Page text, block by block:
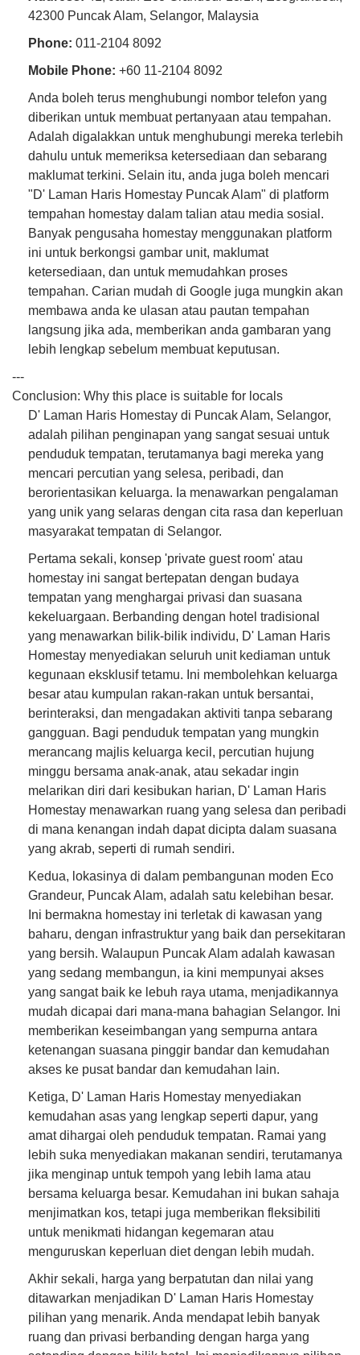
42300 Puncak Alam, Selangor, Malaysia
Phone: 011-2104 8092
Mobile Phone: +60 11-2104 8092
Anda boleh terus menghubungi nombor telefon yang
diberikan untuk membuat pertanyaan atau tempahan.
Adalah digalakkan untuk menghubungi mereka terlebih
dahulu untuk memeriksa ketersediaan dan sebarang
maklumat terkini. Selain itu, anda juga boleh mencari
"D' Laman Haris Homestay Puncak Alam" di platform
tempahan homestay dalam talian atau media sosial.
Banyak pengusaha homestay menggunakan platform
ini untuk berkongsi gambar unit, maklumat
ketersediaan, dan untuk memudahkan proses
tempahan. Carian mudah di Google juga mungkin akan
membawa anda ke ulasan atau pautan tempahan
langsung jika ada, memberikan anda gambaran yang
lebih lengkap sebelum membuat keputusan.
---
Conclusion: Why this place is suitable for locals
D' Laman Haris Homestay di Puncak Alam, Selangor,
adalah pilihan penginapan yang sangat sesuai untuk
penduduk tempatan, terutamanya bagi mereka yang
mencari percutian yang selesa, peribadi, dan
berorientasikan keluarga. Ia menawarkan pengalaman
yang unik yang selaras dengan cita rasa dan keperluan
masyarakat tempatan di Selangor.
Pertama sekali, konsep 'private guest room' atau
homestay ini sangat bertepatan dengan budaya
tempatan yang menghargai privasi dan suasana
kekeluargaan. Berbanding dengan hotel tradisional
yang menawarkan bilik-bilik individu, D' Laman Haris
Homestay menyediakan seluruh unit kediaman untuk
kegunaan eksklusif tetamu. Ini membolehkan keluarga
besar atau kumpulan rakan-rakan untuk bersantai,
berinteraksi, dan mengadakan aktiviti tanpa sebarang
gangguan. Bagi penduduk tempatan yang mungkin
merancang majlis keluarga kecil, percutian hujung
minggu bersama anak-anak, atau sekadar ingin
melarikan diri dari kesibukan harian, D' Laman Haris
Homestay menawarkan ruang yang selesa dan peribadi
di mana kenangan indah dapat dicipta dalam suasana
yang akrab, seperti di rumah sendiri.
Kedua, lokasinya di dalam pembangunan moden Eco
Grandeur, Puncak Alam, adalah satu kelebihan besar.
Ini bermakna homestay ini terletak di kawasan yang
baharu, dengan infrastruktur yang baik dan persekitaran
yang bersih. Walaupun Puncak Alam adalah kawasan
yang sedang membangun, ia kini mempunyai akses
yang sangat baik ke lebuh raya utama, menjadikannya
mudah dicapai dari mana-mana bahagian Selangor. Ini
memberikan keseimbangan yang sempurna antara
ketenangan suasana pinggir bandar dan kemudahan
akses ke pusat bandar dan kemudahan lain.
Ketiga, D' Laman Haris Homestay menyediakan
kemudahan asas yang lengkap seperti dapur, yang
amat dihargai oleh penduduk tempatan. Ramai yang
lebih suka menyediakan makanan sendiri, terutamanya
jika menginap untuk tempoh yang lebih lama atau
bersama keluarga besar. Kemudahan ini bukan sahaja
menjimatkan kos, tetapi juga memberikan fleksibiliti
untuk menikmati hidangan kegemaran atau
menguruskan keperluan diet dengan lebih mudah.
Akhir sekali, harga yang berpatutan dan nilai yang
ditawarkan menjadikan D' Laman Haris Homestay
pilihan yang menarik. Anda mendapat lebih banyak
ruang dan privasi berbanding dengan harga yang